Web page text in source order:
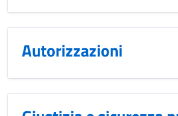
Autorizzazioni